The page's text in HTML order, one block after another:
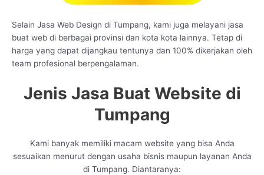
Selain Jasa Web Design di Tumpang, kami juga melayani jasa
buat web di berbagai provinsi dan kota kota lainnya. Tetap di
harga yang dapat dijangkau tentunya dan 100% dikerjakan oleh
team profesional berpengalaman.
Jenis Jasa Buat Website di
Tumpang
Kami banyak memiliki macam website yang bisa Anda
sesuaikan menurut dengan usaha bisnis maupun layanan Anda
di Tumpang. Diantaranya: